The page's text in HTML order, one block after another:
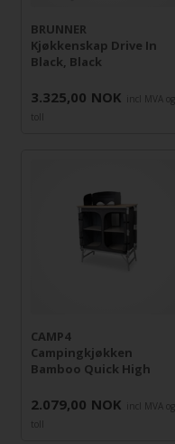
BRUNNER
Kjøkkenskap Drive In
Black, Black
3.325,00 NOK
incl MVA og
toll
CAMP4
Campingkjøkken
Bamboo Quick High
2.079,00 NOK
incl MVA og
toll